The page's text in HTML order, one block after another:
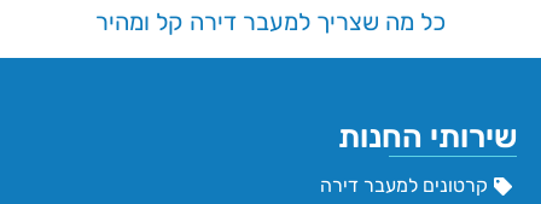
כל מה שצריך למעבר דירה קל ומהיר
שירותי החנות
קרטונים למעבר דירה